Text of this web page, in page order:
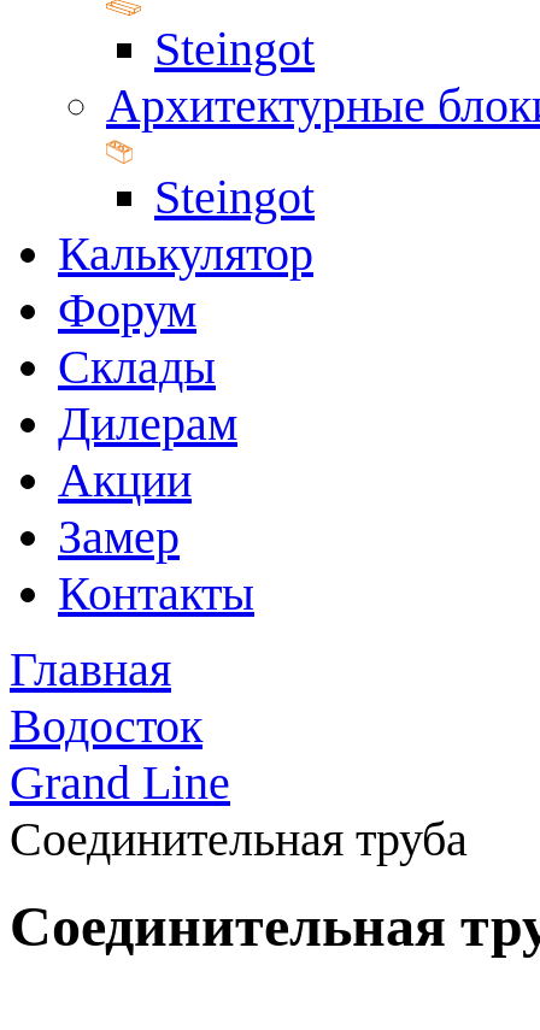
Steingot
Архитектурные
Steingot
Калькулятор
Форум
Склады
Дилерам
Акции
Замер
Контакты
Главная
Водосток
Grand Line
Соединительная труба
Соединительная